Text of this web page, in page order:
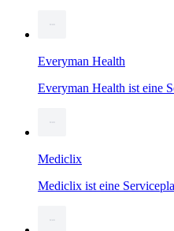
Everyman Health
Everyman Health ist eine
Mediclix
Mediclix ist eine